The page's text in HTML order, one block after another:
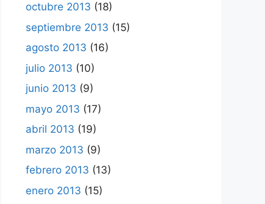
octubre 2013 (18)
septiembre 2013 (15)
agosto 2013 (16)
julio 2013 (10)
junio 2013 (9)
mayo 2013 (17)
abril 2013 (19)
marzo 2013 (9)
febrero 2013 (13)
enero 2013 (15)